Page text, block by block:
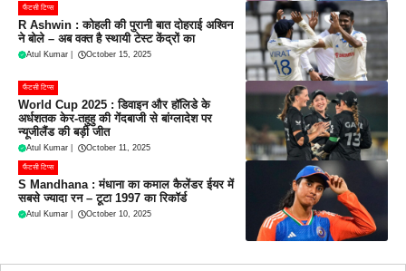
फैंटसी टिप्स
R Ashwin : कोहली की पुरानी बात दोहराई अश्विन
ने बोले – अब वक्त है स्थायी टेस्ट केंद्रों का
Atul Kumar October 15, 2025
फैंटसी टिप्स
World Cup 2025 : डिवाइन और हॉलिडे के
अर्धशतक केर-तहुहु की गेंदबाजी से बांग्लादेश पर
न्यूजीलैंड की बड़ी जीत
Atul Kumar October 11, 2025
फैंटसी टिप्स
S Mandhana : मंधाना का कमाल कैलेंडर ईयर में
सबसे ज्यादा रन – टूटा 1997 का रिकॉर्ड
Atul Kumar October 10, 2025